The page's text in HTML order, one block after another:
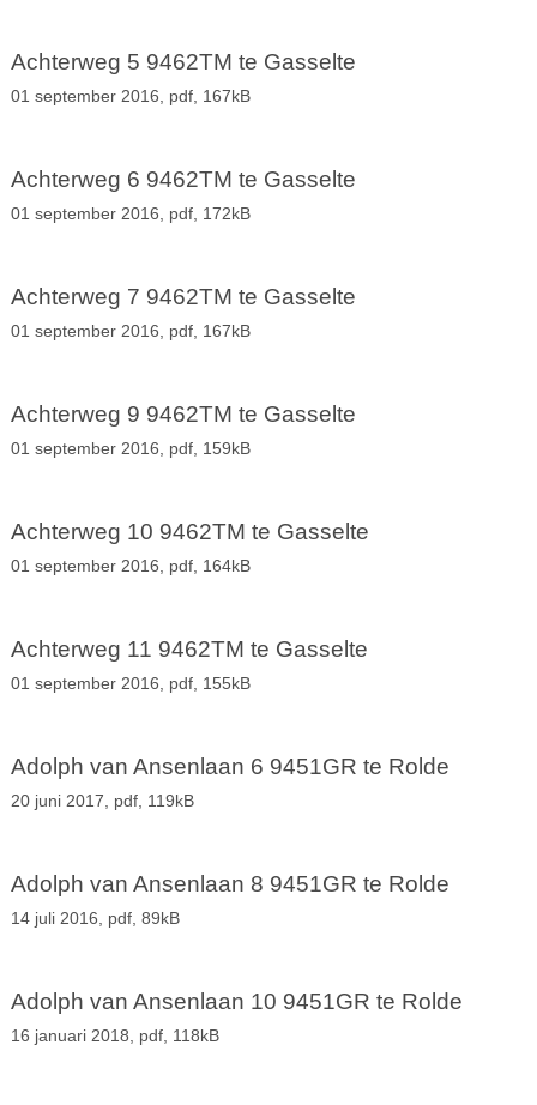
Achterweg 5 9462TM te Gasselte
01 september 2016, pdf, 167kB
Achterweg 6 9462TM te Gasselte
01 september 2016, pdf, 172kB
Achterweg 7 9462TM te Gasselte
01 september 2016, pdf, 167kB
Achterweg 9 9462TM te Gasselte
01 september 2016, pdf, 159kB
Achterweg 10 9462TM te Gasselte
01 september 2016, pdf, 164kB
Achterweg 11 9462TM te Gasselte
01 september 2016, pdf, 155kB
Adolph van Ansenlaan 6 9451GR te Rolde
20 juni 2017, pdf, 119kB
Adolph van Ansenlaan 8 9451GR te Rolde
14 juli 2016, pdf, 89kB
Adolph van Ansenlaan 10 9451GR te Rolde
16 januari 2018, pdf, 118kB